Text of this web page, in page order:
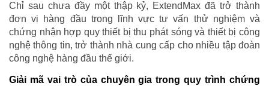
Chỉ sau chưa đầy một thập kỷ, ExtendMax đã trở thành
đơn vị hàng đầu trong lĩnh vực tư vấn thử nghiệm và
chứng nhận hợp quy thiết bị thu phát sóng và thiết bị công
nghệ thông tin, trở thành nhà cung cấp cho nhiều tập đoàn
công nghệ hàng đầu thế giới.
Giải mã vai trò của chuyên gia trong quy trình chứng